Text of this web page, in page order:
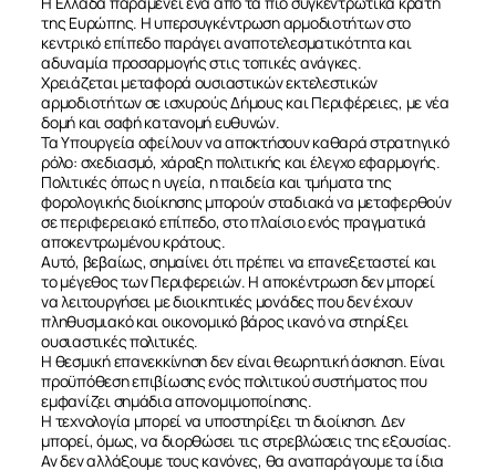
της Ευρώπης. Η υπερσυγκέντρωση αρμοδιοτήτων στο
κεντρικό επίπεδο παράγει αναποτελεσματικότητα και
αδυναμία προσαρμογής στις τοπικές ανάγκες.
Χρειάζεται μεταφορά ουσιαστικών εκτελεστικών
αρμοδιοτήτων σε ισχυρούς Δήμους και Περιφέρειες, με νέα
δομή και σαφή κατανομή ευθυνών.
Τα Υπουργεία οφείλουν να αποκτήσουν καθαρά στρατηγικό
ρόλο: σχεδιασμό, χάραξη πολιτικής και έλεγχο εφαρμογής.
Πολιτικές όπως η υγεία, η παιδεία και τμήματα της
φορολογικής διοίκησης μπορούν σταδιακά να μεταφερθούν
σε περιφερειακό επίπεδο, στο πλαίσιο ενός πραγματικά
αποκεντρωμένου κράτους.
Αυτό, βεβαίως, σημαίνει ότι πρέπει να επανεξεταστεί και
το μέγεθος των Περιφερειών. Η αποκέντρωση δεν μπορεί
να λειτουργήσει με διοικητικές μονάδες που δεν έχουν
πληθυσμιακό και οικονομικό βάρος ικανό να στηρίξει
ουσιαστικές πολιτικές.
Η θεσμική επανεκκίνηση δεν είναι θεωρητική άσκηση. Είναι
προϋπόθεση επιβίωσης ενός πολιτικού συστήματος που
εμφανίζει σημάδια απονομιμοποίησης.
Η τεχνολογία μπορεί να υποστηρίξει τη διοίκηση. Δεν
μπορεί, όμως, να διορθώσει τις στρεβλώσεις της εξουσίας.
Αν δεν αλλάξουμε τους κανόνες, θα αναπαράγουμε τα ίδια